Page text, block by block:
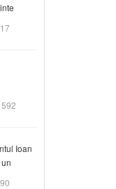
Ioan